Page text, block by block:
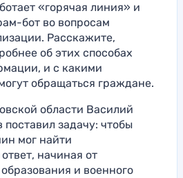
«горячая линия» и
бот во вопросам
Расскажите,
об этих способах
и с какими
обращаться граждане.
области Василий
задачу: чтобы
мог найти
начиная от
и военного